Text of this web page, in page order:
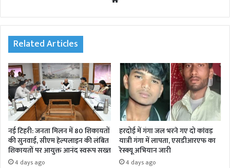
te
Related Articles
नई टिहरी: जनता मिलन में 80 शिकायतों
की सुनवाई, सीएम हेल्पलाइन की लंबित
शिकायतों पर आयुक्त आनंद स्वरूप सख्त
4 days ago
हरदोई में गंगा जल भरने गए दो कांवड़
यात्री गंगा में लापता, एसडीआरएफ का
रेस्क्यू अभियान जारी
4 days ago